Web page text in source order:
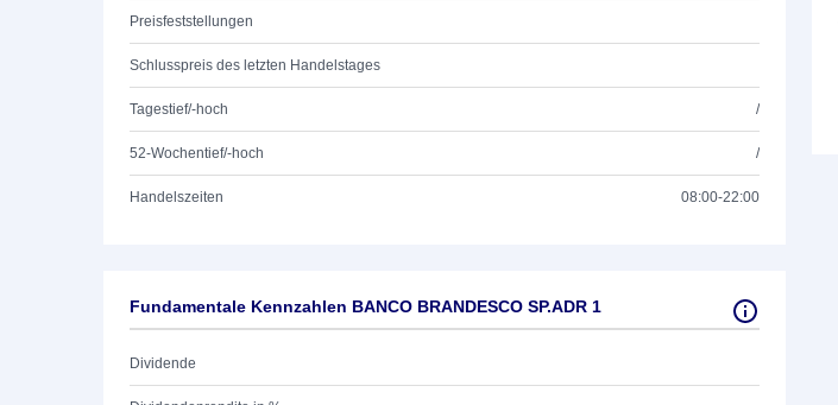
Preisfeststellungen
Schlusspreis des letzten Handelstages
Tagestief/-hoch /
52-Wochentief/-hoch /
Handelszeiten 08:00-22:00
Fundamentale Kennzahlen BANCO BRANDESCO SP.ADR 1
Dividende